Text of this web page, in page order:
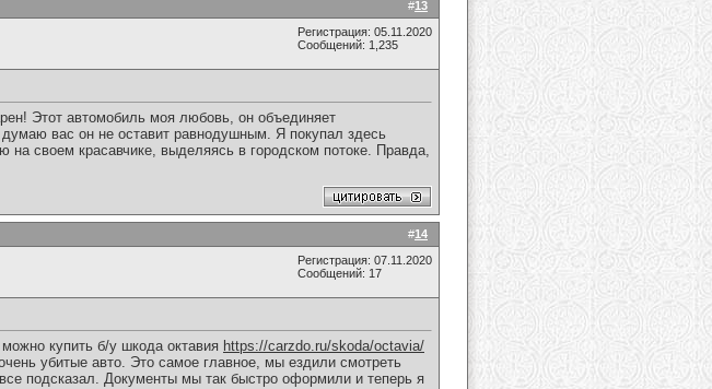
#13
Регистрация: 05.11.2020
Сообщений: 1,235
Этот автомобиль моя любовь, он объединяет
вас он не оставит равнодушным. Я покупал здесь
на своем красавчике, выделяясь в городском потоке. Правда,
#14
Регистрация: 07.11.2020
Сообщений: 17
купить б/у шкода октавия https://carzdo.ru/skoda/octavia/
убитые авто. Это самое главное, мы ездили смотреть
подсказал. Документы мы так быстро оформили и теперь я